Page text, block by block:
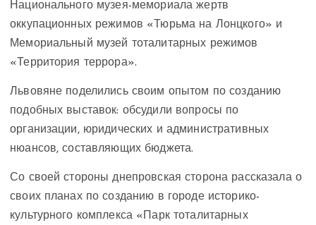
Национального музея-мемориала жертв
оккупационных режимов «Тюрьма на Лонцкого» и
Мемориальный музей тоталитарных режимов
«Территория террора».
Львовяне поделились своим опытом по созданию
подобных выставок: обсудили вопросы по
организации, юридических и административных
нюансов, составляющих бюджета.
Со своей стороны днепровская сторона рассказала о
своих планах по созданию в городе историко-
культурного комплекса «Парк тоталитарных